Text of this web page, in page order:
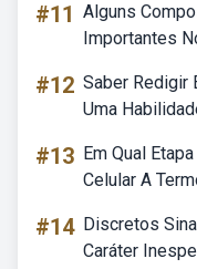
#11 Alguns
Importantes
#12 Saber Redigir
Uma
#13 Em Qual
Celular A
#14 Discretos
Caráter